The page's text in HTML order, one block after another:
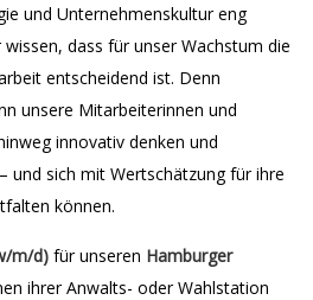
und Unternehmenskultur eng
dass für unser Wachstum die
entscheidend ist. Denn
unsere Mitarbeiterinnen und
innovativ denken und
und sich mit Wertschätzung für ihre
können.
m/d) für unseren Hamburger
ihrer Anwalts- oder Wahlstation